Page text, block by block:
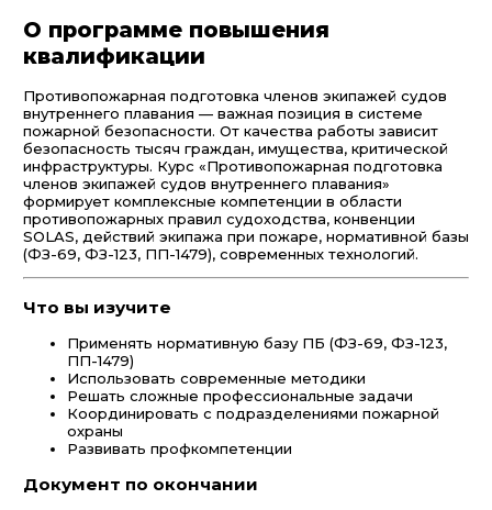
О программе повышения
квалификации
Противопожарная подготовка членов экипажей судов
внутреннего плавания — важная позиция в системе
пожарной безопасности. От качества работы зависит
безопасность тысяч граждан, имущества, критической
инфраструктуры. Курс «Противопожарная подготовка
членов экипажей судов внутреннего плавания»
формирует комплексные компетенции в области
противопожарных правил судоходства, конвенции
SOLAS, действий экипажа при пожаре, нормативной базы
(ФЗ-69, ФЗ-123, ПП-1479), современных технологий.
Что вы изучите
Применять нормативную базу ПБ (ФЗ-69, ФЗ-123,
ПП-1479)
Использовать современные методики
Решать сложные профессиональные задачи
Координировать с подразделениями пожарной
охраны
Развивать профкомпетенции
Документ по окончании